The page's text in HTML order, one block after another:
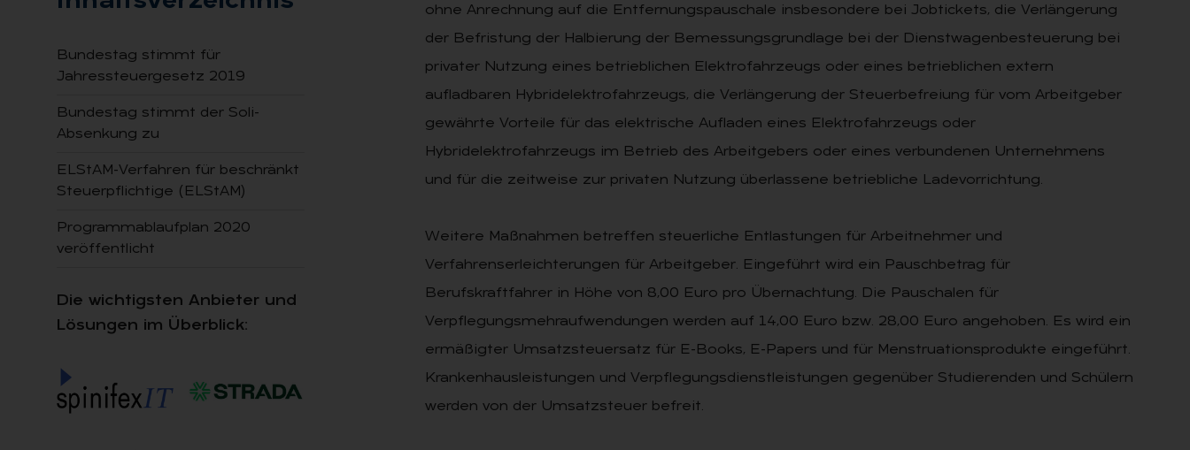
Bundestag stimmt für
Jahressteuergesetz 2019
Bundestag stimmt der Soli-
Absenkung zu
ELStAM-Verfahren für beschränkt
Steuerpflichtige (ELStAM)
Programmablaufplan 2020
veröffentlicht
Die wichtigsten Anbieter und
Lösungen im Überblick:
ohne Anrechnung auf die Entfernungspauschale insbesondere bei Jobtickets, die Verlängerung
der Befristung der Halbierung der Bemessungsgrundlage bei der Dienstwagenbesteuerung bei
privater Nutzung eines betrieblichen Elektrofahrzeugs oder eines betrieblichen extern
aufladbaren Hybridelektrofahrzeugs, die Verlängerung der Steuerbefreiung für vom Arbeitgeber
gewährte Vorteile für das elektrische Aufladen eines Elektrofahrzeugs oder
Hybridelektrofahrzeugs im Betrieb des Arbeitgebers oder eines verbundenen Unternehmens
und für die zeitweise zur privaten Nutzung überlassene betriebliche Ladevorrichtung.
Weitere Maßnahmen betreffen steuerliche Entlastungen für Arbeitnehmer und
Verfahrenserleichterungen für Arbeitgeber. Eingeführt wird ein Pauschbetrag für
Berufskraftfahrer in Höhe von 8,00 Euro pro Übernachtung. Die Pauschalen für
Verpflegungsmehraufwendungen werden auf 14,00 Euro bzw. 28,00 Euro angehoben. Es wird ein
ermäßigter Umsatzsteuersatz für E-Books, E-Papers und für Menstruationsprodukte eingeführt.
Krankenhausleistungen und Verpflegungsdienstleistungen gegenüber Studierenden und Schülern
werden von der Umsatzsteuer befreit.